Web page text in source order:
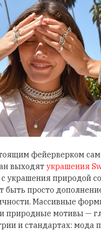
фейерверком
выходят украшения
с украшения природой
быть просто
Массивные
природные мотивы —
и стандартах: мода